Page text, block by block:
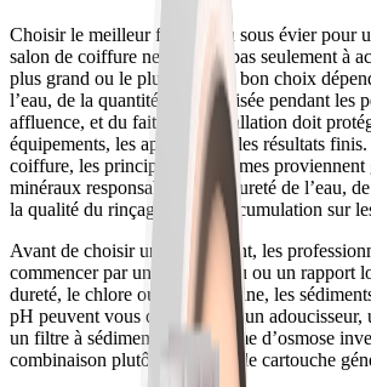
Choisir le meilleur filtre à eau sous évier pour
salon de coiffure ne consiste pas seulement à
plus grand ou le plus cher. Le bon choix
l’eau, de la quantité d’eau utilisée pendant les
affluence, et du fait que l’installation doit
équipements, les appareils ou les résultats
coiffure, les principaux problèmes proviennent
minéraux responsables de la dureté de l’eau,
la qualité du rinçage et de l’accumulation sur
Avant de choisir un équipement, les
commencer par un test de l’eau ou un rapport
dureté, le chlore ou la chloramine, les
pH peuvent vous orienter vers un adoucisseur,
un filtre à sédiments, un système d’osmose
combinaison plutôt qu’une seule cartouche